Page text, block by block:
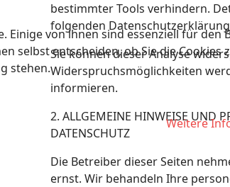
bestimmter Tools verhindern.
folgenden
Sie können dieser Analyse
Widerspruchsmöglichkeiten
informieren.
2. ALLGEMEINE HINWEISE UND
DATENSCHUTZ
Die Betreiber dieser Seiten
ernst. Wir behandeln Ihre
Einige von ihnen sind essenziell für
selbst entscheiden, ob Sie die
stehen.
Weitere